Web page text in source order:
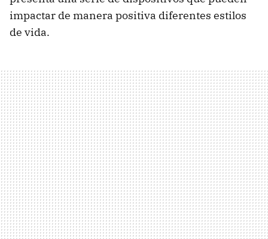
impactar de manera positiva diferentes estilos
de vida.